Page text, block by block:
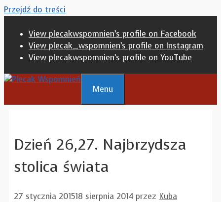
Przejdź do treści
View plecakwspomnien’s profile on Facebook
View plecak_wspomnien’s profile on Instagram
View plecakwspomnien’s profile on YouTube
Menu
Dzień 26,27. Najbrzydsza
stolica świata
27 stycznia 201518 sierpnia 2014 przez Kuba